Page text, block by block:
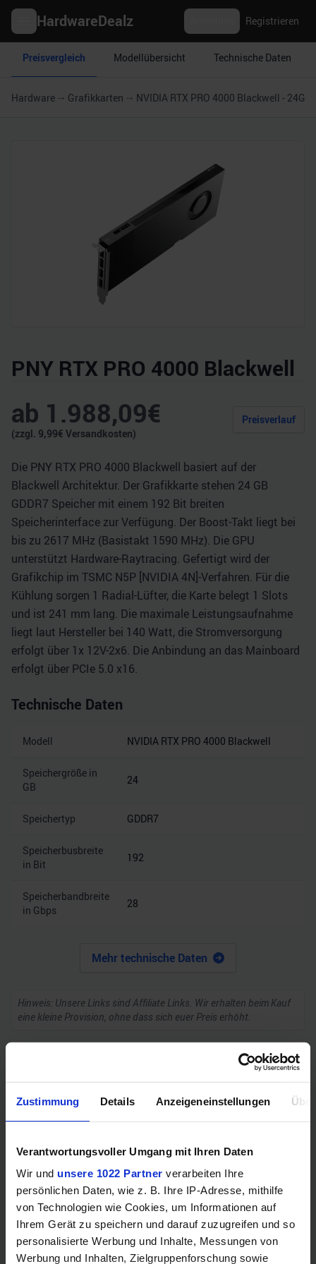
Zustimmung Details Anzeigeneinstellungen
Verantwortungsvoller Umgang mit Ihren Daten
Wir und unsere 1022 Partner verarbeiten Ihre
persönlichen Daten, wie z. B. Ihre IP-Adresse, mithilfe
von Technologien wie Cookies, um Informationen auf
Ihrem Gerät zu speichern und darauf zuzugreifen und so
personalisierte Werbung und Inhalte, Messungen von
Werbung und Inhalten, Zielgruppenforschung sowie
HardwareDealz Registrieren
Preisvergleich Modellübersicht Technische Daten
Hardware Grafikkarten NVIDIA RTX PRO 4000 Blackwell - 24GB
PNY RTX PRO 4000 Blackwell
ab 1.988,09€
(zzgl. 9,99€ Versandkosten)
Preisverlauf
Die PNY RTX PRO 4000 Blackwell basiert auf der
Blackwell Architektur. Der Grafikkarte stehen 24 GB
GDDR7 Speicher mit einem 192 Bit breiten
Speicherinterface zur Verfügung. Der Boost-Takt liegt bei
bis zu 2617 MHz (Basistakt 1590 MHz). Die GPU
unterstützt Hardware-Raytracing. Gefertigt wird der
Grafikchip im TSMC N5P [NVIDIA 4N]-Verfahren. Für die
Kühlung sorgen 1 Radial-Lüfter, die Karte belegt 1 Slots
und ist 241 mm lang. Die maximale Leistungsaufnahme
liegt laut Hersteller bei 140 Watt, die Stromversorgung
erfolgt über 1x 12V-2x6. Die Anbindung an das Mainboard
erfolgt über PCIe 5.0 x16.
Technische Daten
Modell NVIDIA RTX PRO 4000 Blackwell
Speichergröße in
GB
24
Speichertyp GDDR7
Speicherbusbreite
in Bit
192
Speicherbandbreite
in Gbps
28
Mehr technische Daten
Hinweis: Unsere Links sind Affiliate Links. Wir erhalten beim Kauf
eine kleine Provision, ohne dass sich euer Preis erhöht.
GEWINNSPIEL
Gewinne einen MSI Gaming PC mit RTX 5070
Ti!!
Bis zum 21. August hast du die Chance, bei unserem